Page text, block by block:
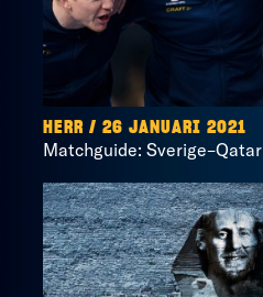
HERR / 26 JANUARI 2021
Matchguide: Sverige–Qatar